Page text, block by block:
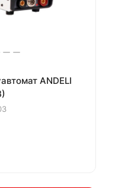
ANDELI